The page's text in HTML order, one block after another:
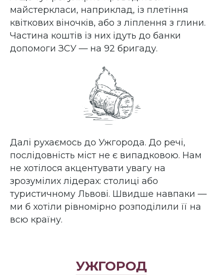
майстеркласи, наприклад, із плетіння
квіткових віночків, або з ліплення з глини.
Частина коштів із них ідуть до банки
допомоги ЗСУ — на 92 бригаду.
Далі рухаємось до Ужгорода. До речі,
послідовність міст не є випадковою. Нам
не хотілося акцентувати увагу на
зрозумілих лідерах: столиці або
туристичному Львові. Швидше навпаки —
ми б хотіли рівномірно розподілили її на
всю країну.
УЖГОРОД